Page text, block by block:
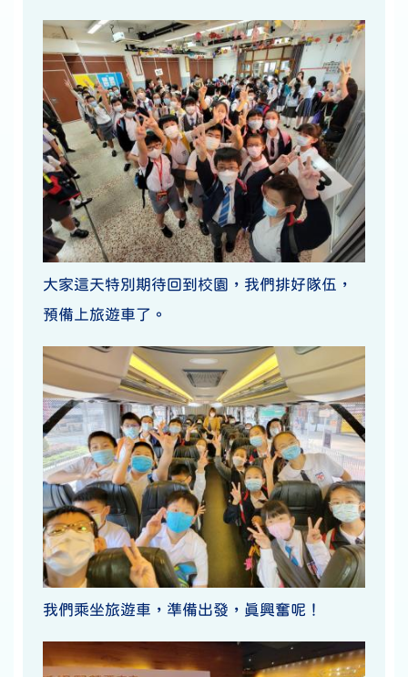
大家這天特別期待回到校園，我們排好隊伍，
預備上旅遊車了。
我們乘坐旅遊車，準備出發，真興奮呢！